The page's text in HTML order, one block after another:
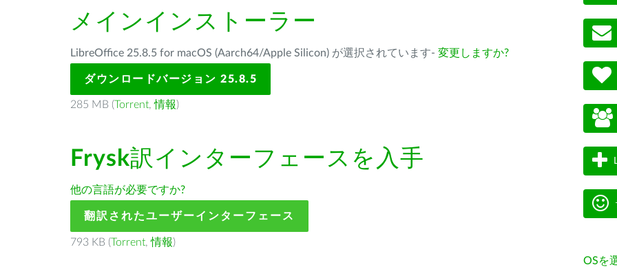
メインインストーラー
LibreOffice 25.8.5 for macOS (Aarch64/Apple Silicon) が選択されています- 変更しますか?
ダウンロードバージョン 25.8.5
285 MB (Torrent,情報)
Frysk訳インターフェースを入手
他の言語が必要ですか?
翻訳されたユーザーインターフェース
793 KB (Torrent,情報)
OSを